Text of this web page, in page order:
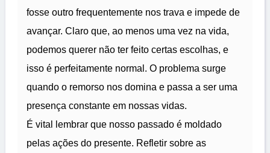
fosse outro frequentemente nos trava e impede de
avançar. Claro que, ao menos uma vez na vida,
podemos querer não ter feito certas escolhas, e
isso é perfeitamente normal. O problema surge
quando o remorso nos domina e passa a ser uma
presença constante em nossas vidas.
É vital lembrar que nosso passado é moldado
pelas ações do presente. Refletir sobre as